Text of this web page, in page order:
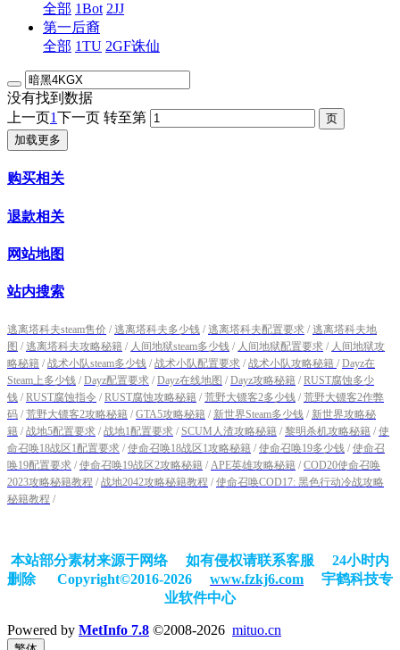
全部 1Bot 2JJ
第一后裔
全部 1TU 2GF诛仙
没有找到数据
上一页1下一页 转至第
加载更多
购买相关
退款相关
网站地图
站内搜索
逃离塔科夫steam售价 / 逃离塔科夫多少钱 / 逃离塔科夫配置要求 / 逃离塔科夫地
图 / 逃离塔科夫攻略秘籍 / 人间地狱steam多少钱 / 人间地狱配置要求 / 人间地狱攻
略秘籍 / 战术小队steam多少钱 / 战术小队配置要求 / 战术小队攻略秘籍 / Dayz在
Steam上多少钱 / Dayz配置要求 / Dayz在线地图 / Dayz攻略秘籍 / RUST腐蚀多少
钱 / RUST腐蚀指令 / RUST腐蚀攻略秘籍 / 荒野大镖客2多少钱 / 荒野大镖客2作弊
码 / 荒野大镖客2攻略秘籍 / GTA5攻略秘籍 / 新世界Steam多少钱 / 新世界攻略秘
籍 / 战地5配置要求 / 战地1配置要求 / SCUM人渣攻略秘籍 / 黎明杀机攻略秘籍 / 使
命召唤18战区1配置要求 / 使命召唤18战区1攻略秘籍 / 使命召唤19多少钱 / 使命召
唤19配置要求 / 使命召唤19战区2攻略秘籍 / APE英雄攻略秘籍 / COD20使命召唤
2023攻略秘籍教程 / 战地2042攻略秘籍教程 / 使命召唤COD17: 黑色行动冷战攻略
秘籍教程 /
本站部分素材来源于网络 如有侵权请联系客服 24小时内
删除
Copyright©2016-2026 www.fzkj6.com 宇鹤科技专
业软件中心
Powered by MetInfo 7.8 ©2008-2026 mituo.cn